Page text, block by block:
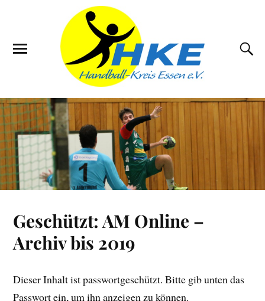
Geschützt: AM Online –
Archiv bis 2019
Dieser Inhalt ist passwortgeschützt. Bitte gib unten das
Passwort ein, um ihn anzeigen zu können.